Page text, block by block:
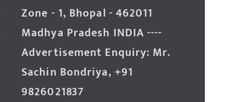
Zone - 1, Bhopal - 462011
Madhya Pradesh INDIA ----
Advertisement Enquiry: Mr.
Sachin Bondriya, +91
9826021837